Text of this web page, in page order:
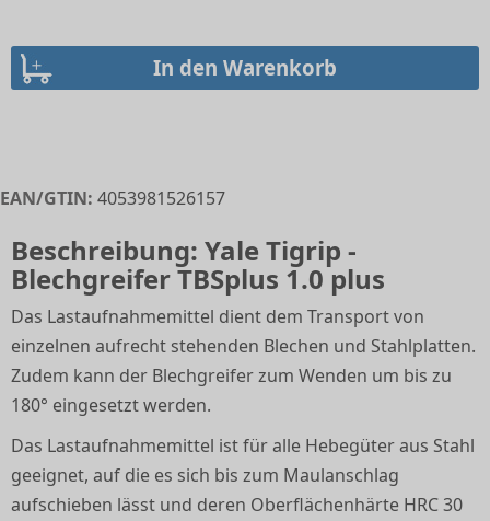
EAN/GTIN: 4053981526157
Beschreibung: Yale Tigrip -
Blechgreifer TBSplus 1.0 plus
Das Lastaufnahmemittel dient dem Transport von
einzelnen aufrecht stehenden Blechen und Stahlplatten.
Zudem kann der Blechgreifer zum Wenden um bis zu
180° eingesetzt werden.
Das Lastaufnahmemittel ist für alle Hebegüter aus Stahl
geeignet, auf die es sich bis zum Maulanschlag
aufschieben lässt und deren Oberflächenhärte HRC 30